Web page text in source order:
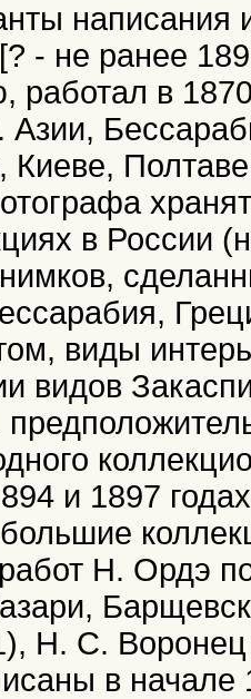
- не ранее
работал в
Азии,
Киеве,
в России
виды
видов
и 1897
работ Н. Ордэ
Н. С.
в начале